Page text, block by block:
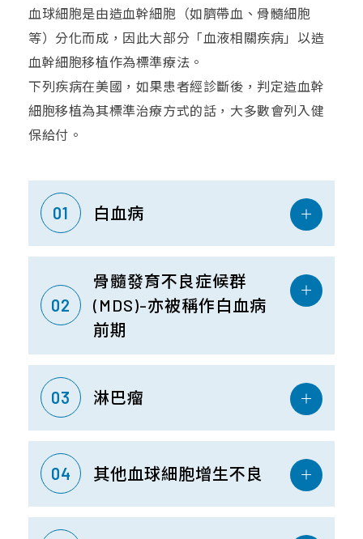
血球細胞是由造血幹細胞（如臍帶血、骨髓細胞
等）分化而成，因此大部分「血液相關疾病」以造
血幹細胞移植作為標準療法。
下列疾病在美國，如果患者經診斷後，判定造血幹
細胞移植為其標準治療方式的話，大多數會列入健
保給付。
01 白血病
02
骨髓發育不良症候群
(MDS)-亦被稱作白血病
前期
03 淋巴瘤
04 其他血球細胞增生不良